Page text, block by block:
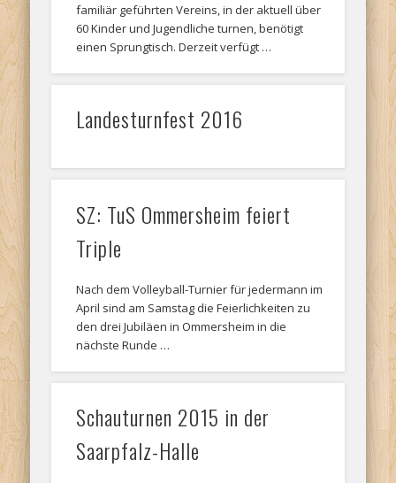
familiär geführten Vereins, in der aktuell über
60 Kinder und Jugendliche turnen, benötigt
einen Sprungtisch. Derzeit verfügt …
Landesturnfest 2016
SZ: TuS Ommersheim feiert
Triple
Nach dem Volleyball-Turnier für jedermann im
April sind am Samstag die Feierlichkeiten zu
den drei Jubiläen in Ommersheim in die
nächste Runde …
Schauturnen 2015 in der
Saarpfalz-Halle